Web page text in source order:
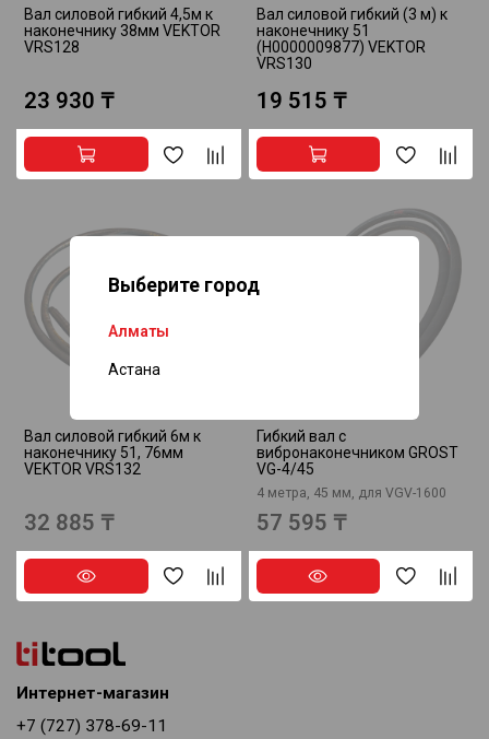
Выберите город
Алматы
Астана
Вал силовой гибкий 4,5м к
наконечнику 38мм VEKTOR
VRS128
23 930 ₸
Вал силовой гибкий (3 м) к
наконечнику 51
(Н0000009877) VEKTOR
VRS130
19 515 ₸
Вал силовой гибкий 6м к
наконечнику 51, 76мм
VEKTOR VRS132
32 885 ₸
Гибкий вал с
вибронаконечником GROST
VG-4/45
4 метра, 45 мм, для VGV-1600
57 595 ₸
Интернет-магазин
+7 (727) 378-69-11